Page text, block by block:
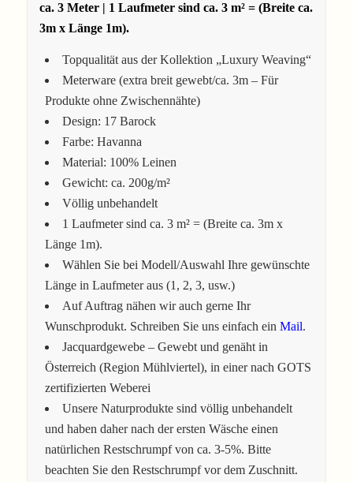
ca. 3 Meter | 1 Laufmeter sind ca. 3 m² = (Breite ca.
3m x Länge 1m).
Topqualität aus der Kollektion „Luxury Weaving“
Meterware (extra breit gewebt/ca. 3m – Für
Produkte ohne Zwischennähte)
Design: 17 Barock
Farbe: Havanna
Material: 100% Leinen
Gewicht: ca. 200g/m²
Völlig unbehandelt
1 Laufmeter sind ca. 3 m² = (Breite ca. 3m x
Länge 1m).
Wählen Sie bei Modell/Auswahl Ihre gewünschte
Länge in Laufmeter aus (1, 2, 3, usw.)
Auf Auftrag nähen wir auch gerne Ihr
Wunschprodukt. Schreiben Sie uns einfach ein Mail.
Jacquardgewebe – Gewebt und genäht in
Österreich (Region Mühlviertel), in einer nach GOTS
zertifizierten Weberei
Unsere Naturprodukte sind völlig unbehandelt
und haben daher nach der ersten Wäsche einen
natürlichen Restschrumpf von ca. 3-5%. Bitte
beachten Sie den Restschrumpf vor dem Zuschnitt.